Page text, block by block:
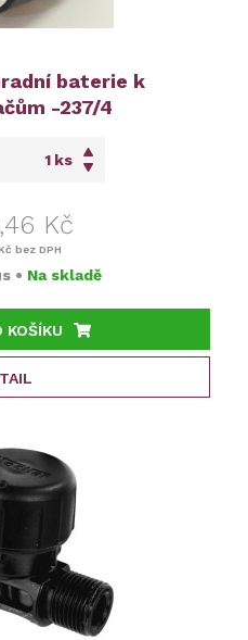
baterie k
-237/4
ks
Kč
bez DPH
• Na skladě
KOŠÍKU